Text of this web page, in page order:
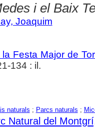
i el Baix
Joaquim
la Festa Major de
134 : il.
naturals ; Parcs naturals ;
Natural del